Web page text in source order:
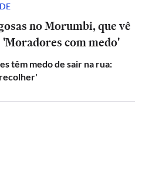
no Morumbi, que vê
com medo'
têm medo de sair na rua: